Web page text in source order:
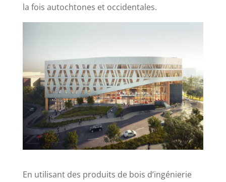
la fois autochtones et occidentales.
En utilisant des produits de bois d’ingénierie